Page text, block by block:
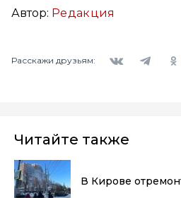
Автор: Редакция
Расскажи друзьям:
Читайте также
В Кирове